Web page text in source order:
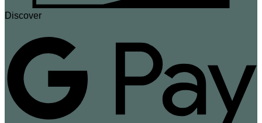
Discover